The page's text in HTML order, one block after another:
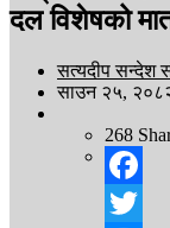
दल विशेषको
सत्यदीप सन्देश
साउन २५,
268
Facebook